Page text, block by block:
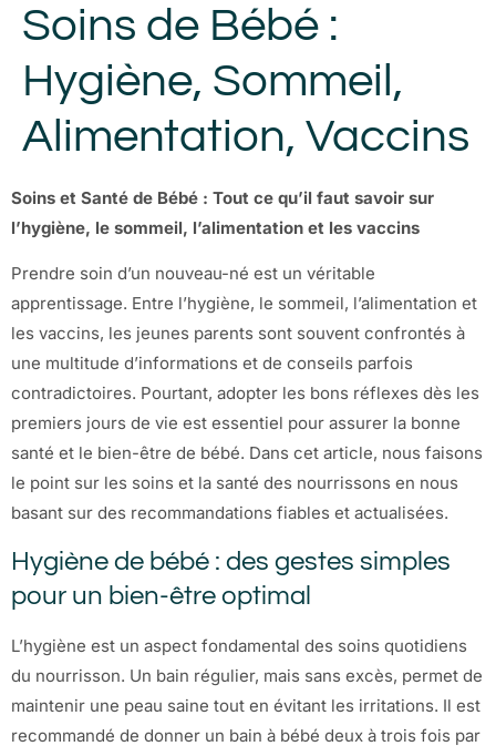
Soins de Bébé :
Hygiène, Sommeil,
Alimentation, Vaccins
Soins et Santé de Bébé : Tout ce qu’il faut savoir sur
l’hygiène, le sommeil, l’alimentation et les vaccins
Prendre soin d’un nouveau-né est un véritable
apprentissage. Entre l’hygiène, le sommeil, l’alimentation et
les vaccins, les jeunes parents sont souvent confrontés à
une multitude d’informations et de conseils parfois
contradictoires. Pourtant, adopter les bons réflexes dès les
premiers jours de vie est essentiel pour assurer la bonne
santé et le bien-être de bébé. Dans cet article, nous faisons
le point sur les soins et la santé des nourrissons en nous
basant sur des recommandations fiables et actualisées.
Hygiène de bébé : des gestes simples
pour un bien-être optimal
L’hygiène est un aspect fondamental des soins quotidiens
du nourrisson. Un bain régulier, mais sans excès, permet de
maintenir une peau saine tout en évitant les irritations. Il est
recommandé de donner un bain à bébé deux à trois fois par